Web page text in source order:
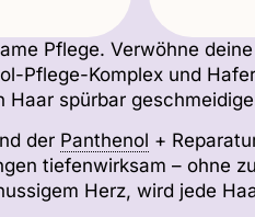
Pflege. Verwöhne
Pflege-Komplex und
spürbar
der Panthenol +
tiefenwirksam – ohne
Herz, wird jede